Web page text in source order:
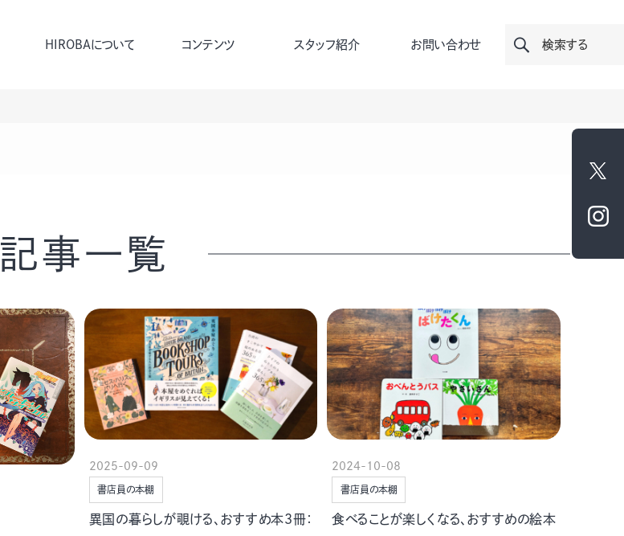
HIROBAについて コンテンツ スタッフ紹介 お問い合わせ 検索する
記事一覧
2025-09-09
書店員の本棚
異国の暮らしが覗ける、おすすめ本３冊：
2024-10-08
書店員の本棚
食べることが楽しくなる、おすすめの絵本